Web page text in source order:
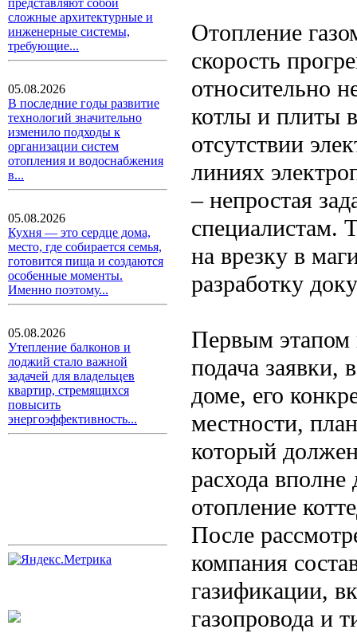
представляют собой
сложные архитектурные и
инженерные системы,
требующие...
05.08.2026
В последние годы развитие
технологий значительно
изменило подходы к
организации систем
отопления и водоснабжения
в...
05.08.2026
Кухня — это сердце дома,
место, где собирается семья,
готовится пища и создаются
особенные моменты.
Именно поэтому...
05.08.2026
Утепление балконов и
лоджий стало важной
задачей для владельцев
квартир, стремящихся
повысить
энергоэффективность...
Отопление
скорость
относительно
котлы и плиты
отсутствии
линиях
– непростая
специалистам.
на врезку в
разработку
Первым этапом
подача заявки,
доме, его
местности,
который
расхода вполне
отопление
После
компания
газификации,
газопровода и